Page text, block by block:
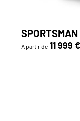
A partir de 11 999 €